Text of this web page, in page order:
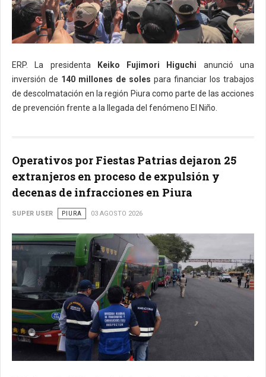
ERP. La presidenta Keiko Fujimori Higuchi anunció una
inversión de 140 millones de soles para financiar los trabajos
de descolmatación en la región Piura como parte de las acciones
de prevención frente a la llegada del fenómeno El Niño.
Operativos por Fiestas Patrias dejaron 25
extranjeros en proceso de expulsión y
decenas de infracciones en Piura
SUPER USER PIURA 03 AGOSTO 2026